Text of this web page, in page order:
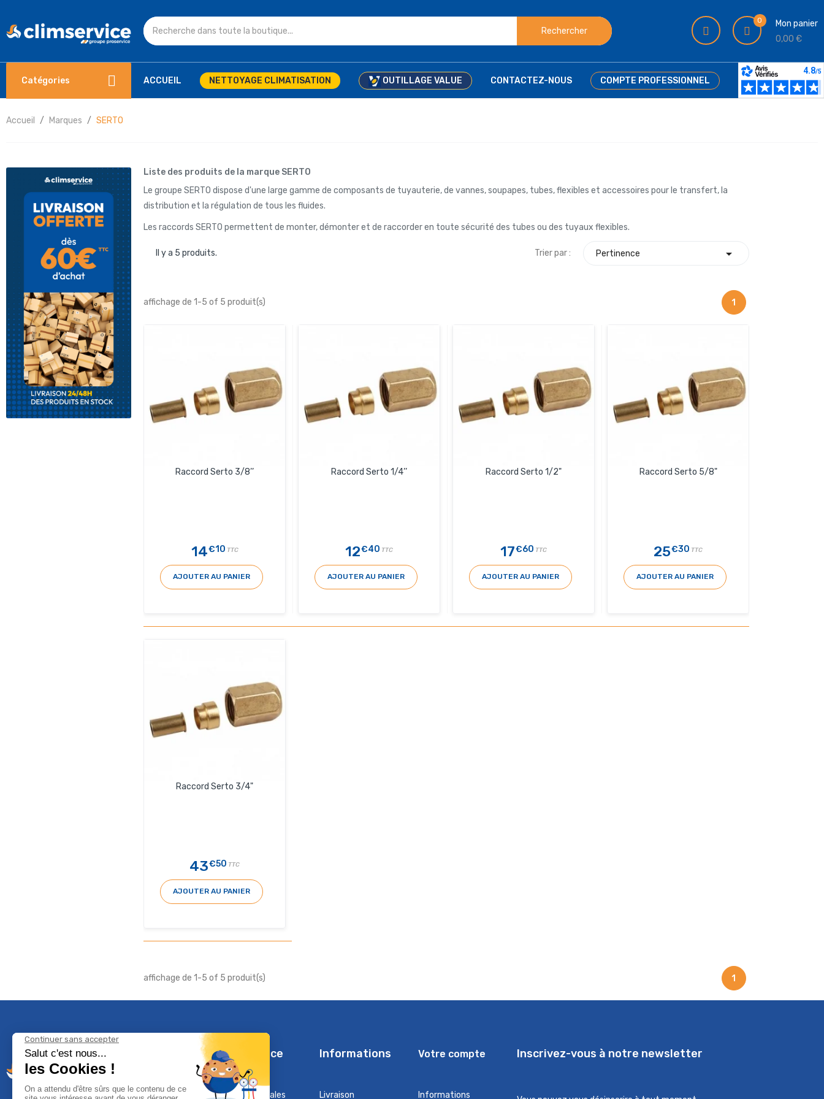
Rechercher
0
Mon panier
0,00 €
Catégories ACCUEIL NETTOYAGE CLIMATISATION OUTILLAGE VALUE CONTACTEZ-NOUS COMPTE PROFESSIONNEL
Accueil Marques SERTO
Liste des produits de la marque SERTO
Le groupe SERTO dispose d'une large gamme de composants de tuyauterie, de vannes, soupapes, tubes, flexibles et accessoires pour le transfert, la
distribution et la régulation de tous les fluides.
Les raccords SERTO permettent de monter, démonter et de raccorder en toute sécurité des tubes ou des tuyaux flexibles.
Il y a 5 produits. Trier par : Pertinence 
affichage de 1-5 of 5 produit(s) 1
Raccord Serto 3/8’’
14€10 TTC
AJOUTER AU PANIER
Raccord Serto 1/4’’
12€40 TTC
AJOUTER AU PANIER
Raccord Serto 1/2"
17€60 TTC
AJOUTER AU PANIER
Raccord Serto 5/8"
25€30 TTC
AJOUTER AU PANIER
Raccord Serto 3/4"
43€50 TTC
AJOUTER AU PANIER
affichage de 1-5 of 5 produit(s) 1
Climservice
Mentions légales
Informations
Livraison
Votre compte
Informations
Inscrivez-vous à notre newsletter